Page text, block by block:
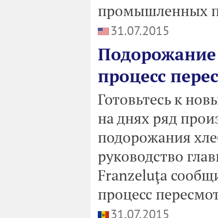
промышленных
31.07.2015
Подорожание
процесс
Готовьтесь к
на днях ряд
подорожания
руководство
Franzeluţa
процесс
31.07.2015